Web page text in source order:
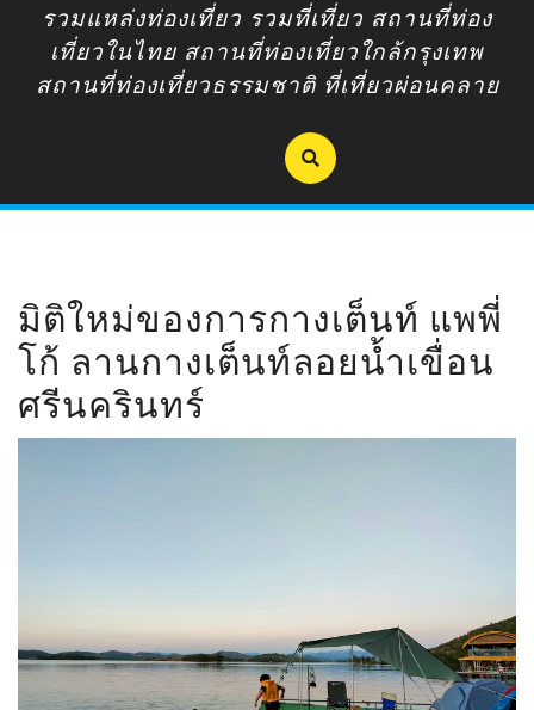
รวมแหล่งท่องเที่ยว รวมที่เที่ยว สถานที่ท่อง
เที่ยวในไทย สถานที่ท่องเที่ยวใกล้กรุงเทพ
สถานที่ท่องเที่ยวธรรมชาติ ที่เที่ยวผ่อนคลาย
มิติใหม่ของการกางเต็นท์ แพพี่
โก้ ลานกางเต็นท์ลอยน้ำเขื่อน
ศรีนครินทร์